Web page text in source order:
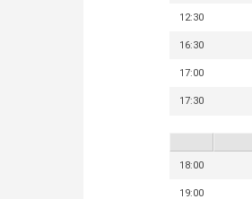
12:30
16:30
17:00
17:30
18:00
19:00